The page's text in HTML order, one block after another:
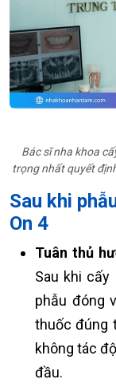
Bác sĩ nha khoa
trọng nhất quyết
Sau khi
On 4
Tuân thủ
Sau khi cấy
phẫu đóng
thuốc đúng
không tác
đầu.